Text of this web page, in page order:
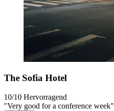
The Sofia Hotel
10/10 Hervorragend
"Very good for a conference week"